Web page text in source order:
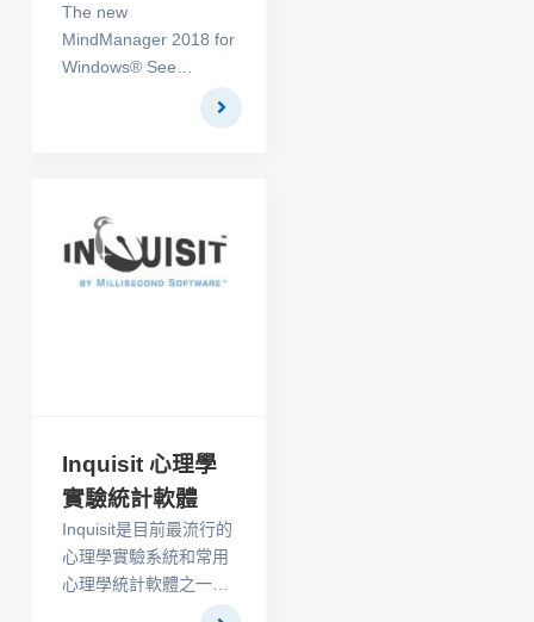
The new
MindManager 2018 for
Windows® See
everywhere. Achieve
capture, process and
share knowledge, it’s
the most robust,
more done than ever
before.
Inquisit 心理學
實驗統計軟體
Inquisit是目前最流行的
心理學實驗系統和常用
心理學統計軟體之一，
現今被全球五大洲超過